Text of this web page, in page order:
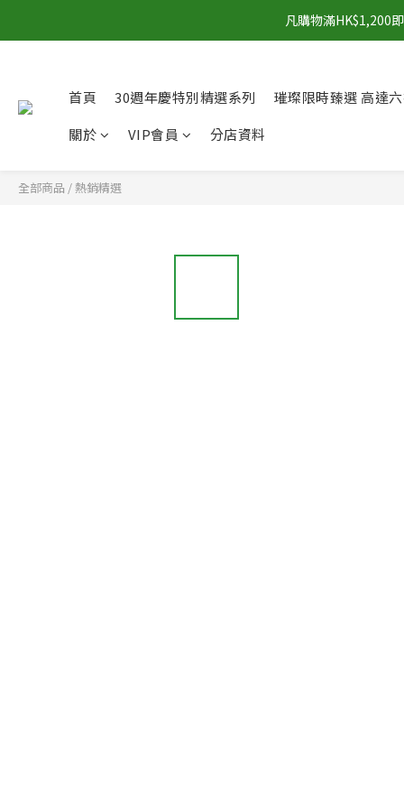
凡購物滿HK$1,200
首頁 30週年慶特別精選系列
璀璨限時臻選 高達
關於
VIP會員 分店資料
全部商品 /熱銷精選